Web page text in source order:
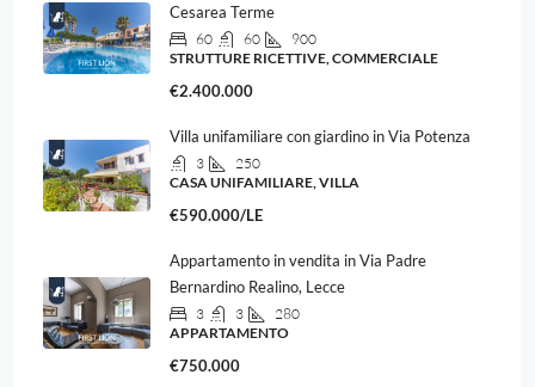
Cesarea Terme
60 60
900
STRUTTURE RICETTIVE, COMMERCIALE
€2.400.000
Villa unifamiliare con giardino in Via Potenza
3
250
CASA UNIFAMILIARE, VILLA
€590.000/LE
Appartamento in vendita in Via Padre
Bernardino Realino, Lecce
3 3
280
APPARTAMENTO
€750.000